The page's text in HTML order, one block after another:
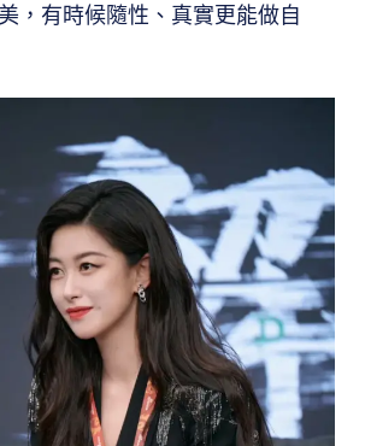
，有時候隨性、真實更能做自